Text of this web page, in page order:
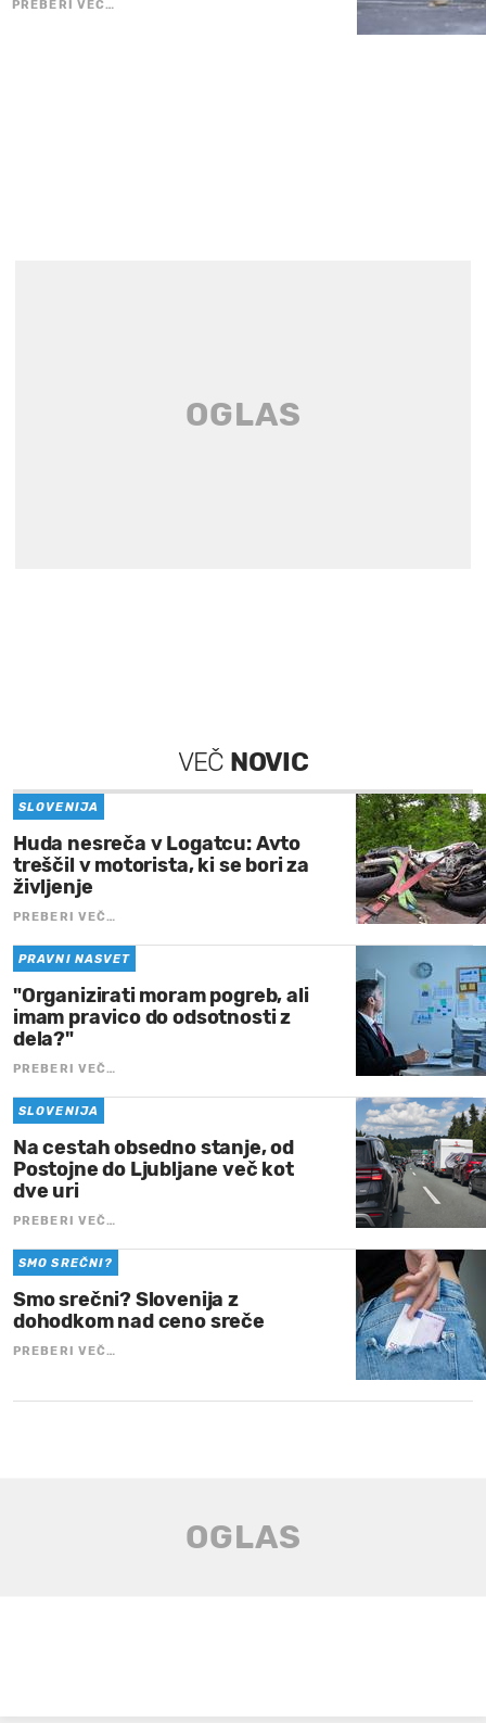
PREBERI VEČ…
VEČ NOVIC
SLOVENIJA
Huda nesreča v Logatcu: Avto
treščil v motorista, ki se bori za
življenje
PREBERI VEČ…
PRAVNI NASVET
"Organizirati moram pogreb, ali
imam pravico do odsotnosti z
dela?"
PREBERI VEČ…
SLOVENIJA
Na cestah obsedno stanje, od
Postojne do Ljubljane več kot
dve uri
PREBERI VEČ…
SMO SREČNI?
Smo srečni? Slovenija z
dohodkom nad ceno sreče
PREBERI VEČ…